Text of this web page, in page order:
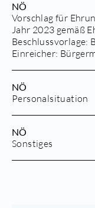
NÖ
Vorschlag für
Jahr 2023 gemäß
Beschlussvorlage:
Einreicher:
NÖ
Personalsituation
NÖ
Sonstiges